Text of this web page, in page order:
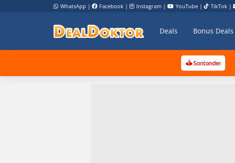
WhatsApp | Facebook | Instagram | YouTube | TikTok |
Deals Bonus Deals